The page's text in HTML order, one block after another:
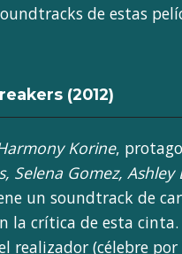
de estas
(2012)
Korine,
Selena Gomez, Ashley
un soundtrack de
la crítica de esta cinta.
realizador (célebre